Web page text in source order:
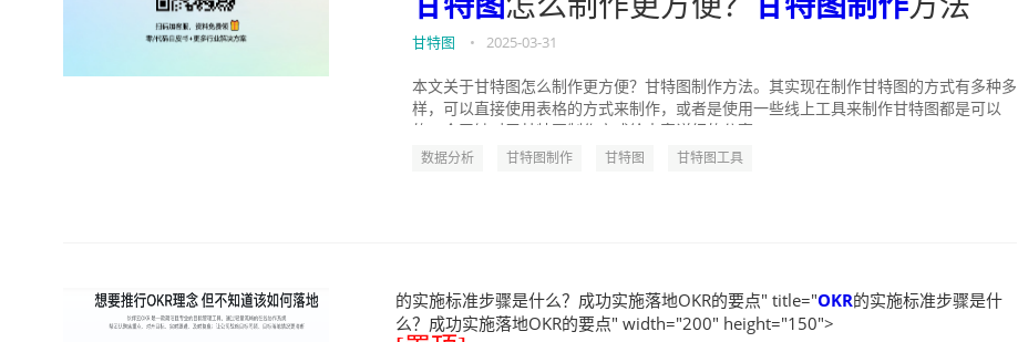
甘特图 • 2025-03-31
本文关于甘特图怎么制作更方便？甘特图制作方法。其实现在制作甘特图的方式有多种多
样，可以直接使用表格的方式来制作，或者是使用一些线上工具来制作甘特图都是可以
数据分析 甘特图制作 甘特图 甘特图工具
的实施标准步骤是什么？成功实施落地OKR的要点" title="OKR的实施标准步骤是什
么？成功实施落地OKR的要点" width="200" height="150">